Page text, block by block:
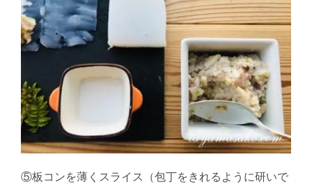
⑤板コンを薄くスライス（包丁をきれるように研いで